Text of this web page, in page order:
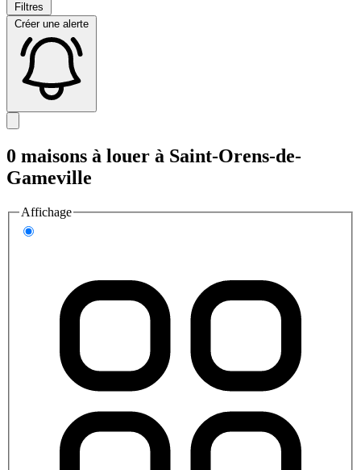
Filtres
Créer une alerte
0 maisons à louer à Saint-Orens-de-
Gameville
Affichage